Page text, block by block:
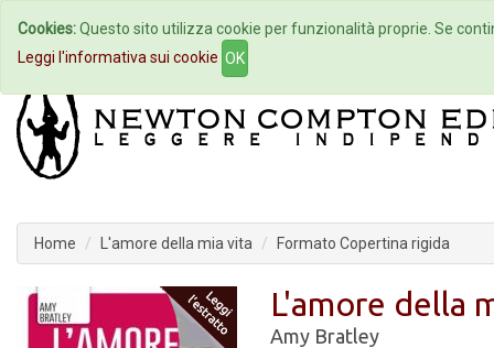
Home Autori Eventi
Home L'amore della mia vita Formato Copertina rigida
L'amore della
Amy Bratley
Cookies:Questo sito utilizza cookie per funzionalità proprie. Se
Leggi l'informativa sui cookie OK